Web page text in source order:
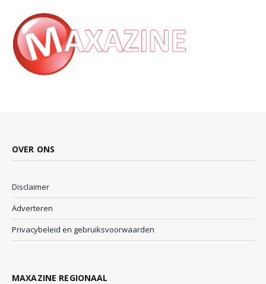
OVER ONS
Disclaimer
Adverteren
Privacybeleid en gebruiksvoorwaarden
MAXAZINE REGIONAAL